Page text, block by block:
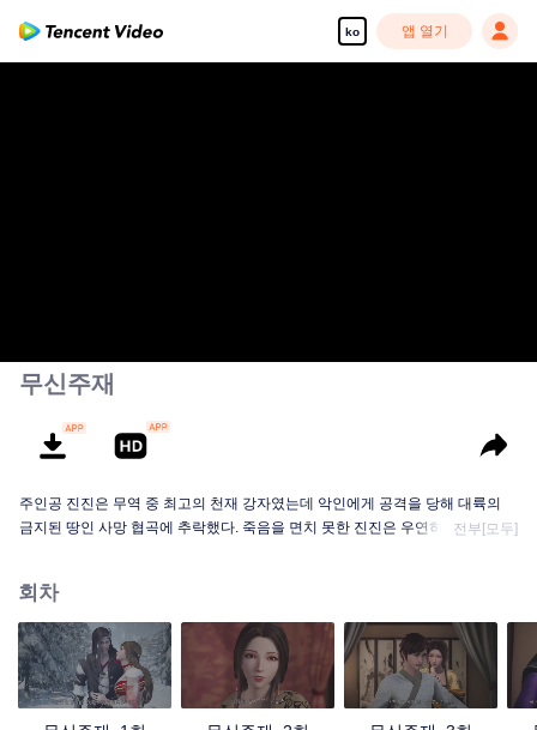
ko 앱 열기
무신주재
주인공 진진은 무역 중 최고의 천재 강자였는데 악인에게 공격을 당해 대륙의
금지된 땅인 사망 협곡에 추락했다. 죽음을 면치 못한 진진은 우연히 신비한 고
을 지키기 위해 진진은 의연하게 천하 다섯 나라를 지키는 큰 임무를 짊어지고,
다시 한번 무도길을 밟았다.
전부[모두]
회차